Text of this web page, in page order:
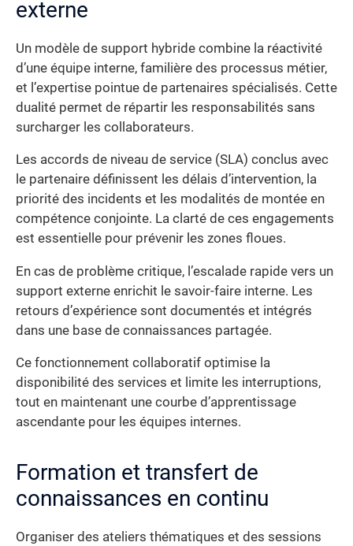
externe
Un modèle de support hybride combine la réactivité
d’une équipe interne, familière des processus métier,
et l’expertise pointue de partenaires spécialisés. Cette
dualité permet de répartir les responsabilités sans
surcharger les collaborateurs.
Les accords de niveau de service (SLA) conclus avec
le partenaire définissent les délais d’intervention, la
priorité des incidents et les modalités de montée en
compétence conjointe. La clarté de ces engagements
est essentielle pour prévenir les zones floues.
En cas de problème critique, l’escalade rapide vers un
support externe enrichit le savoir-faire interne. Les
retours d’expérience sont documentés et intégrés
dans une base de connaissances partagée.
Ce fonctionnement collaboratif optimise la
disponibilité des services et limite les interruptions,
tout en maintenant une courbe d’apprentissage
ascendante pour les équipes internes.
Formation et transfert de
connaissances en continu
Organiser des ateliers thématiques et des sessions